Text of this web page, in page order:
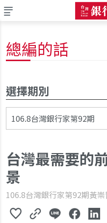
總編的話
台灣最需要的
景
106.8台灣銀行家第92期黃崇
選擇期別
106.8台灣銀行家第92期